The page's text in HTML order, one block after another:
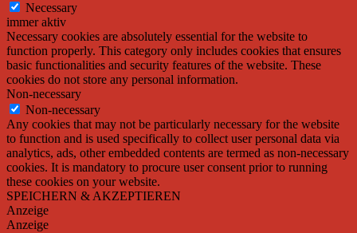
Necessary
immer aktiv
Necessary cookies are absolutely essential for the website to
function properly. This category only includes cookies that ensures
basic functionalities and security features of the website. These
cookies do not store any personal information.
Non-necessary
Non-necessary
Any cookies that may not be particularly necessary for the website
to function and is used specifically to collect user personal data via
analytics, ads, other embedded contents are termed as non-necessary
cookies. It is mandatory to procure user consent prior to running
these cookies on your website.
SPEICHERN & AKZEPTIEREN
Anzeige
Anzeige